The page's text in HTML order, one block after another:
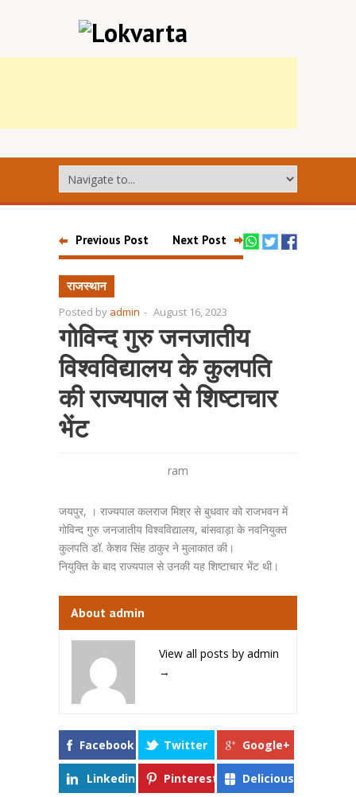
Previous Post Next Post
राजस्थान
Posted by admin - August 16, 2023
गोविन्द गुरु जनजातीय
विश्वविद्यालय के कुलपति
की राज्यपाल से शिष्टाचार
भेंट
ram
जयपुर, । राज्यपाल कलराज मिश्र से बुधवार को राजभवन में
गोविन्द गुरु जनजातीय विश्वविद्यालय, बांसवाड़ा के नवनियुक्त
कुलपति डॉ. केशव सिंह ठाकुर ने मुलाकात की।
नियुक्ति के बाद राज्यपाल से उनकी यह शिष्टाचार भेंट थी।
About admin
View all posts by admin
→
Facebook Twitter Google+
Linkedin Pinterest Delicious